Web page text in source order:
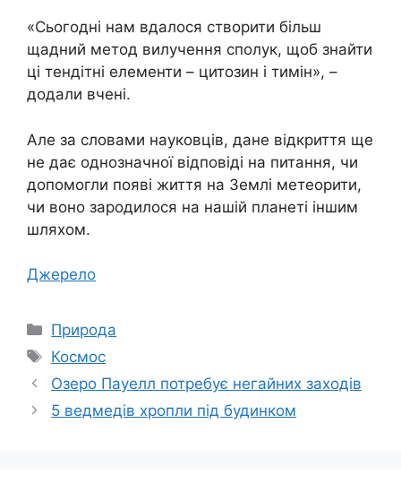
«Сьогодні нам вдалося створити більш
щадний метод вилучення сполук, щоб знайти
ці тендітні елементи – цитозин і тимін», –
додали вчені.
Але за словами науковців, дане відкриття ще
не дає однозначної відповіді на питання, чи
допомогли появі життя на Землі метеорити,
чи воно зародилося на нашій планеті іншим
шляхом.
Джерело
Категорії
Природа
Позначки
Космос
Озеро Пауелл потребує негайних заходів
5 ведмедів хропли під будинком